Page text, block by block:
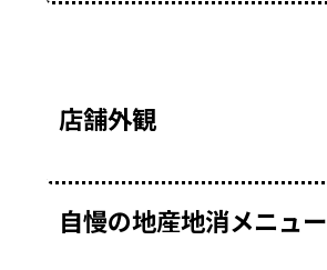
店舗外観
自慢の地産地消メニュー